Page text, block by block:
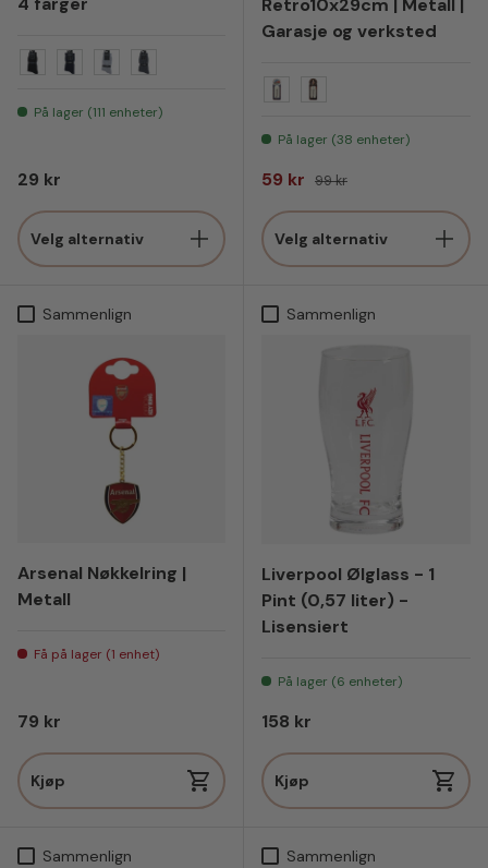
På lager (111 enheter)
Vanlig pris
29 kr
Velg alternativ
Garasje og verksted
På lager (38 enheter)
Salgspris
59 kr Vanlig pris
99 kr
Velg alternativ
Sammenlign
Arsenal Nøkkelring |
Metall
Få på lager (1 enhet)
Vanlig pris
79 kr
Kjøp
Sammenlign
Liverpool Ølglass - 1
Pint (0,57 liter) -
Lisensiert
På lager (6 enheter)
Vanlig pris
158 kr
Kjøp
Sammenlign Sammenlign